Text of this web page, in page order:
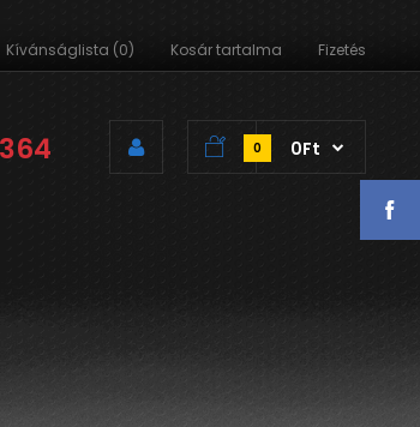
Kívánságlista (0) Kosár tartalma Fizetés
0 0Ft